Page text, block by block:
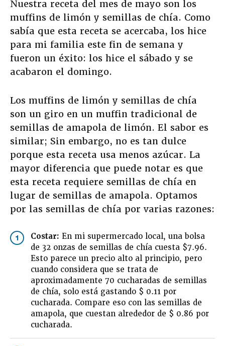
Nuestra receta del mes de mayo son los
muffins de limón y semillas de chía. Como
sabía que esta receta se acercaba, los hice
para mi familia este fin de semana y
fueron un éxito: los hice el sábado y se
acabaron el domingo.
Los muffins de limón y semillas de chía
son un giro en un muffin tradicional de
semillas de amapola de limón. El sabor es
similar; Sin embargo, no es tan dulce
porque esta receta usa menos azúcar. La
mayor diferencia que puede notar es que
esta receta requiere semillas de chía en
lugar de semillas de amapola. Optamos
por las semillas de chía por varias razones:
1 Costar: En mi supermercado local, una bolsa
de 32 onzas de semillas de chía cuesta $7.96.
Esto parece un precio alto al principio, pero
cuando considera que se trata de
aproximadamente 70 cucharadas de semillas
de chía, solo está gastando $ 0.11 por
cucharada. Compare eso con las semillas de
amapola, que cuestan alrededor de $ 0.86 por
cucharada.